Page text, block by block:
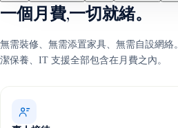
一個月費,一切就緒。
無需裝修、無需添置家具、無需自設網
潔保養、IT 支援全部包含在月費之內。